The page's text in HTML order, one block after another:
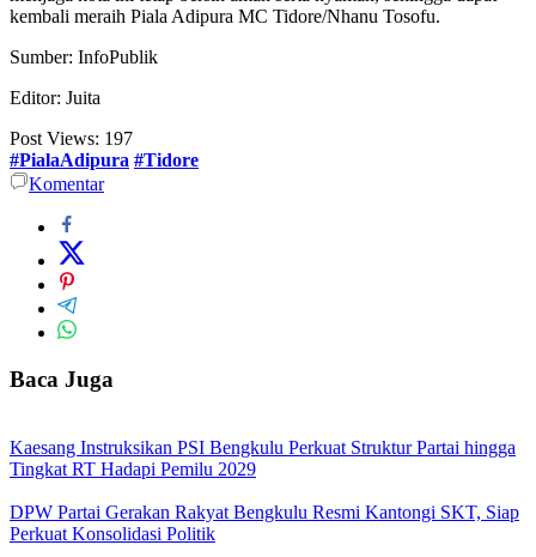
kembali meraih Piala Adipura MC Tidore/Nhanu Tosofu.
Sumber: InfoPublik
Editor: Juita
Post Views: 197
#PialaAdipura #Tidore
Komentar
Baca Juga
Kaesang Instruksikan PSI Bengkulu Perkuat Struktur Partai hingga
Tingkat RT Hadapi Pemilu 2029
DPW Partai Gerakan Rakyat Bengkulu Resmi Kantongi SKT, Siap
Perkuat Konsolidasi Politik